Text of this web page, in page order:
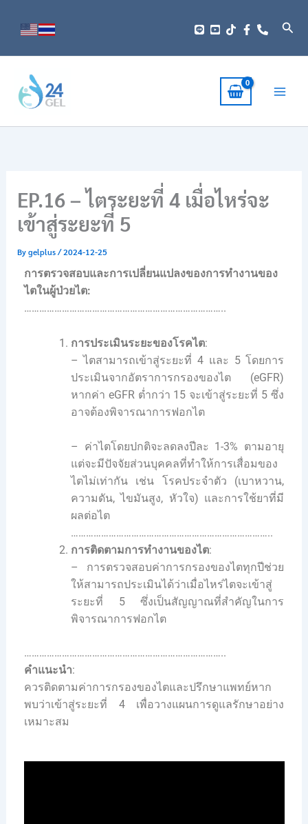
EP.16 – ไตระยะที่ 4 เมื่อไหร่จะ
เข้าสู่ระยะที่ 5
Bygelplus/2024-12-25
การตรวจสอบและการเปลี่ยนแปลงของการทำงานของ
ไตในผู้ป่วยไต:
……………………………………………………………………..
การประเมินระยะของโรคไต:
– ไตสามารถเข้าสู่ระยะที่ 4 และ 5 โดยการ
ประเมินจากอัตราการกรองของไต (eGFR)
หากค่า eGFR ต่ำกว่า 15 จะเข้าสู่ระยะที่ 5 ซึ่ง
อาจต้องพิจารณาการฟอกไต
– ค่าไตโดยปกติจะลดลงปีละ 1-3% ตามอายุ
แต่จะมีปัจจัยส่วนบุคคลที่ทำให้การเสื่อมของ
ไตไม่เท่ากัน เช่น โรคประจำตัว (เบาหวาน,
ความดัน, ไขมันสูง, หัวใจ) และการใช้ยาที่มี
ผลต่อไต
……………………………………………………………………..
การติดตามการทำงานของไต:
– การตรวจสอบค่าการกรองของไตทุกปีช่วย
ให้สามารถประเมินได้ว่าเมื่อไหร่ไตจะเข้าสู่
ระยะที่ 5 ซึ่งเป็นสัญญาณที่สำคัญในการ
พิจารณาการฟอกไต
……………………………………………………………………..
คำแนะนำ:
ควรติดตามค่าการกรองของไตและปรึกษาแพทย์หาก
พบว่าเข้าสู่ระยะที่ 4 เพื่อวางแผนการดูแลรักษาอย่าง
เหมาะสม